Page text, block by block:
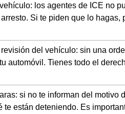
los agentes de ICE no
Si te piden que lo hagas,
del vehículo: sin una
automóvil. Tienes todo el
si no te informan del motivo
te están deteniendo. Es